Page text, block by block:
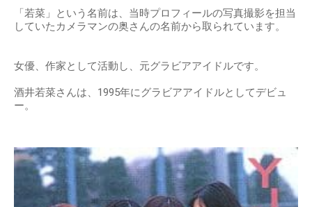
「若菜」という名前は、当時プロフィールの写真撮影を担当
していたカメラマンの奥さんの名前から取られています。
女優、作家として活動し、元グラビアアイドルです。
酒井若菜さんは、1995年にグラビアアイドルとしてデビュ
ー。